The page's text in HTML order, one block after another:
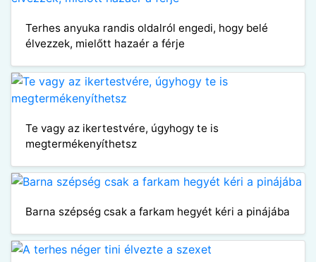
Terhes anyuka randis oldalról engedi, hogy belé
élvezzek, mielőtt hazaér a férje
Te vagy az ikertestvére, úgyhogy te is
megtermékenyíthetsz
Barna szépség csak a farkam hegyét kéri a pinájába